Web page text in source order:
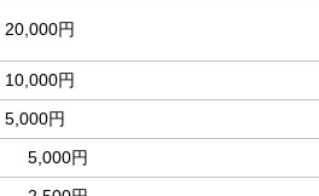
20,000円
10,000円
5,000円
5,000円